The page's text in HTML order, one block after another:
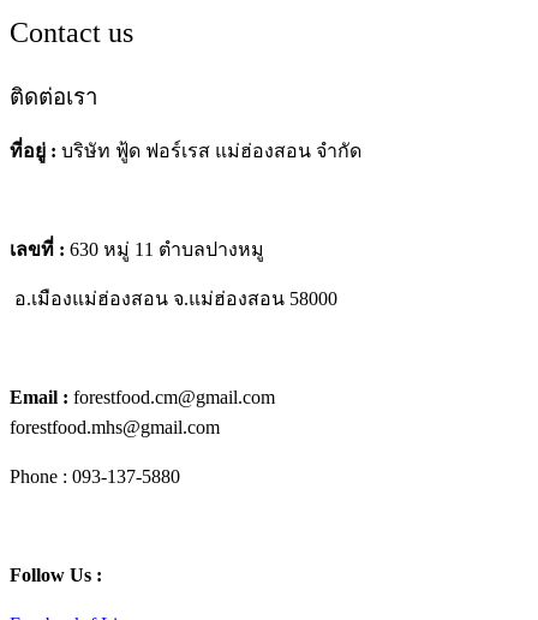
Contact us
ติดต่อเรา
ที่อยู่ : บริษัท ฟู้ด ฟอร์เรส แม่ฮ่องสอน จำกัด
เลขที่ : 630 หมู่ 11 ตำบลปางหมู
อ.เมืองแม่ฮ่องสอน จ.แม่ฮ่องสอน 58000
Email : forestfood.cm@gmail.com
forestfood.mhs@gmail.com
Phone : 093-137-5880
Follow Us :